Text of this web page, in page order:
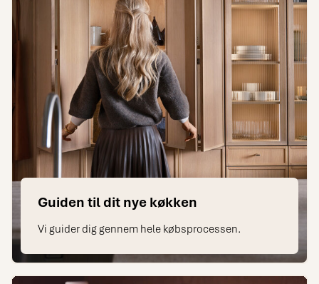
Guiden til dit nye køkken
Vi guider dig gennem hele købsprocessen.